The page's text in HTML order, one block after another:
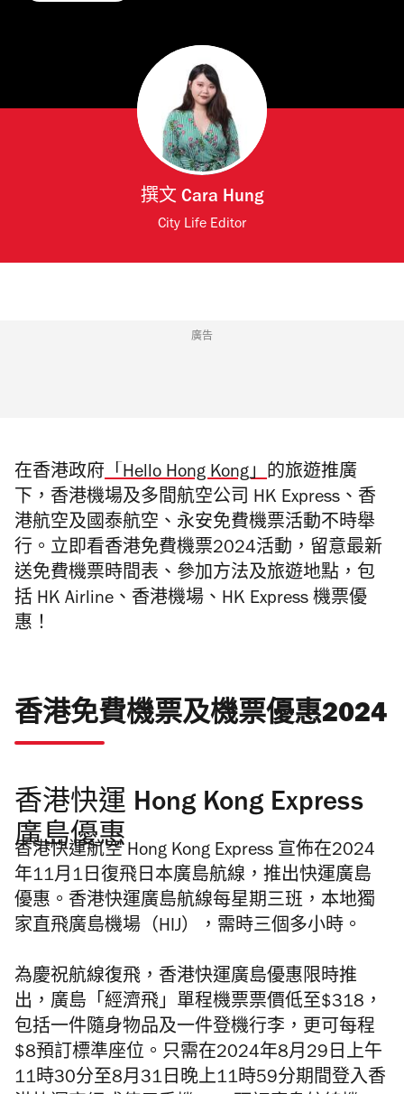
撰文 Cara Hung
City Life Editor
廣告
在香港政府「Hello Hong Kong」的旅遊推廣
下，香港機場及多間航空公司 HK Express、香
港航空及國泰航空、永安免費機票活動不時舉
行。立即看香港免費機票2024活動，留意最新
送免費機票時間表、參加方法及旅遊地點，包
括 HK Airline、香港機場、HK Express 機票優
惠！
香港免費機票及機票優惠2024
香港快運 Hong Kong Express
廣島優惠
香港快運航空 Hong Kong Express 宣佈在2024
年11月1日復飛日本廣島航線，推出快運廣島
優惠。香港快運廣島航線每星期三班，本地獨
家直飛廣島機場（HIJ），需時三個多小時。
為慶祝航線復飛，香港快運廣島優惠限時推
出，廣島「經濟飛」單程機票票價低至$318，
包括一件隨身物品及一件登機行李，更可每程
$8預訂標準座位。只需在2024年8月29日上午
11時30分至8月31日晚上11時59分期間登入香